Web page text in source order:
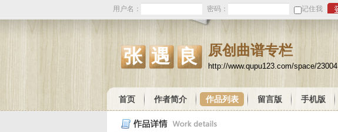
用户名： 密码： 记住我
张遇良 原创曲谱专栏
http://www.qupu123.com/space/23004
首页 作者简介 作品列表 留言版 手机版